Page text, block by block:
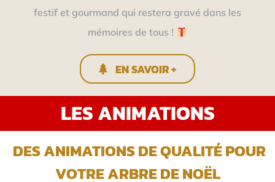
festif et gourmand qui restera gravé dans les
mémoires de tous !
EN SAVOIR +
LES ANIMATIONS
DES ANIMATIONS DE QUALITÉ POUR
VOTRE ARBRE DE NOËL